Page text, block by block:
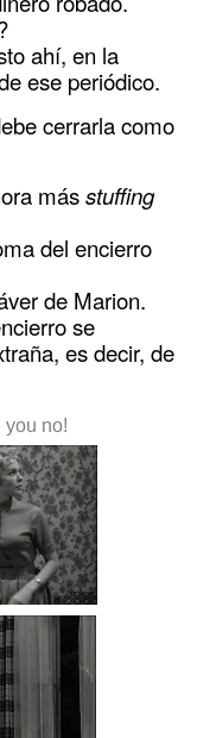
ahí, en la
ese periódico.
cerrarla como
másstuffing
del encierro
de Marion.
se
es decir, de
you no!